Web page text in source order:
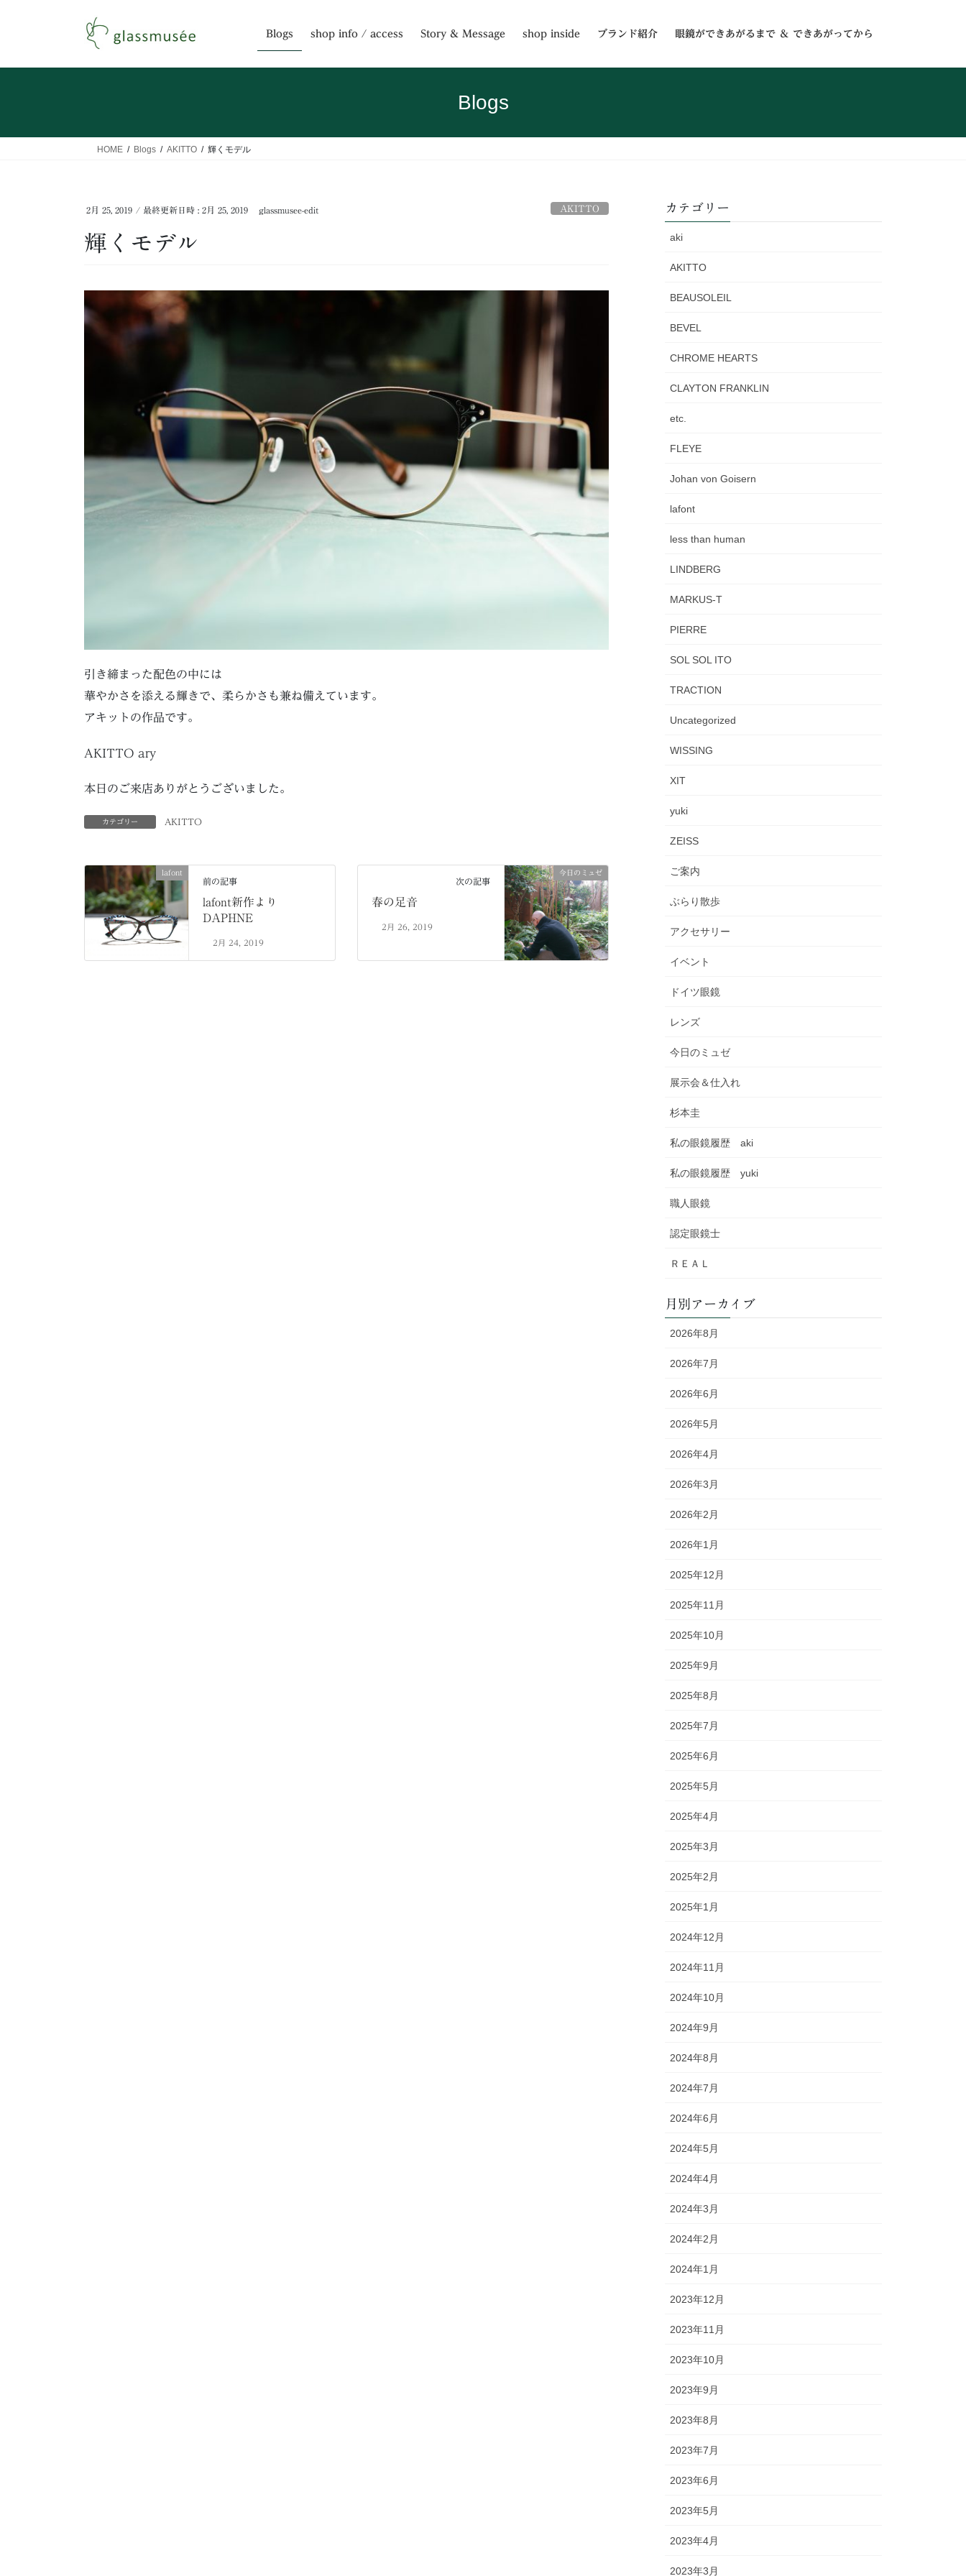
Blogs shop info / access Story & Message shop inside ブランド紹介 眼鏡ができあがるまで ＆ できあがってから
Blogs
HOME Blogs AKITTO 輝くモデル
2月 25, 2019 / 最終更新日時 : 2月 25, 2019 glassmusee-edit AKITTO
輝くモデル
引き締まった配色の中には
華やかさを添える輝きで、柔らかさも兼ね備えています。
アキットの作品です。
AKITTO ary
本日のご来店ありがとうございました。
カテゴリー AKITTO
lafont
前の記事
lafont新作より
DAPHNE
2月 24, 2019
今日のミュゼ
次の記事
春の足音
2月 26, 2019
カテゴリー
aki
AKITTO
BEAUSOLEIL
BEVEL
CHROME HEARTS
CLAYTON FRANKLIN
etc.
FLEYE
Johan von Goisern
lafont
less than human
LINDBERG
MARKUS-T
PIERRE
SOL SOL ITO
TRACTION
Uncategorized
WISSING
XIT
yuki
ZEISS
ご案内
ぶらり散歩
アクセサリー
イベント
ドイツ眼鏡
レンズ
今日のミュゼ
展示会＆仕入れ
杉本圭
私の眼鏡履歴 aki
私の眼鏡履歴 yuki
職人眼鏡
認定眼鏡士
ＲＥＡＬ
月別アーカイブ
2026年8月
2026年7月
2026年6月
2026年5月
2026年4月
2026年3月
2026年2月
2026年1月
2025年12月
2025年11月
2025年10月
2025年9月
2025年8月
2025年7月
2025年6月
2025年5月
2025年4月
2025年3月
2025年2月
2025年1月
2024年12月
2024年11月
2024年10月
2024年9月
2024年8月
2024年7月
2024年6月
2024年5月
2024年4月
2024年3月
2024年2月
2024年1月
2023年12月
2023年11月
2023年10月
2023年9月
2023年8月
2023年7月
2023年6月
2023年5月
2023年4月
2023年3月